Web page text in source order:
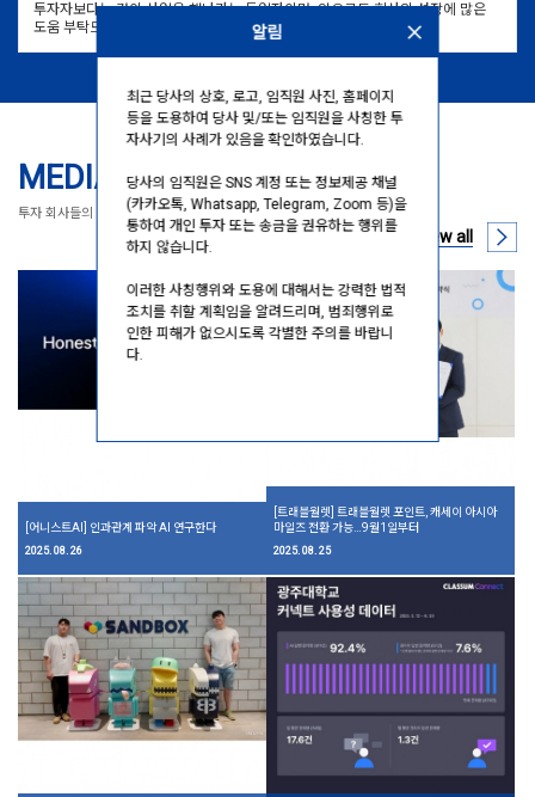
투자자보다는 같이 사업을 해나가는 동업자이며, 앞으로도 회사의 성장에 많은
도움 부탁드립니다!
MEDIA & PRESS
투자 회사들의 최근 소식을 공유합니다.
View all
[어니스트AI] 인과관계 파악 AI 연구한다
2025. 08. 26
[트래블월렛] 트래블월렛 포인트, 캐세이 아시아
마일즈 전환 가능…9월1일부터
2025. 08. 25
알림
최근 당사의 상호, 로고, 임직원 사진, 홈페이지
등을 도용하여 당사 및/또는 임직원을 사칭한 투
자사기의 사례가 있음을 확인하였습니다.
당사의 임직원은 SNS 계정 또는 정보제공 채널
(카카오톡, Whatsapp, Telegram, Zoom 등)을
통하여 개인 투자 또는 송금을 권유하는 행위를
하지 않습니다.
이러한 사칭행위와 도용에 대해서는 강력한 법적
조치를 취할 계획임을 알려드리며, 범죄행위로
인한 피해가 없으시도록 각별한 주의를 바랍니
다.